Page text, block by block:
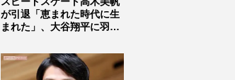
が引退「恵まれた時代に生
まれた」、大谷翔平に羽生